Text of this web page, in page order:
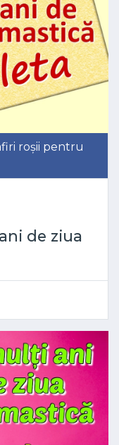
roșii pentru
de ziua